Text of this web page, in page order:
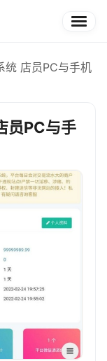
统 店员PC与手机
员PC与手